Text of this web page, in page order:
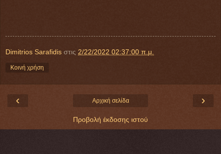
Dimitrios Sarafidis στις 2/22/2022 02:37:00 π.μ.
Κοινή χρήση
‹ ›
Αρχική σελίδα
Προβολή έκδοσης ιστού